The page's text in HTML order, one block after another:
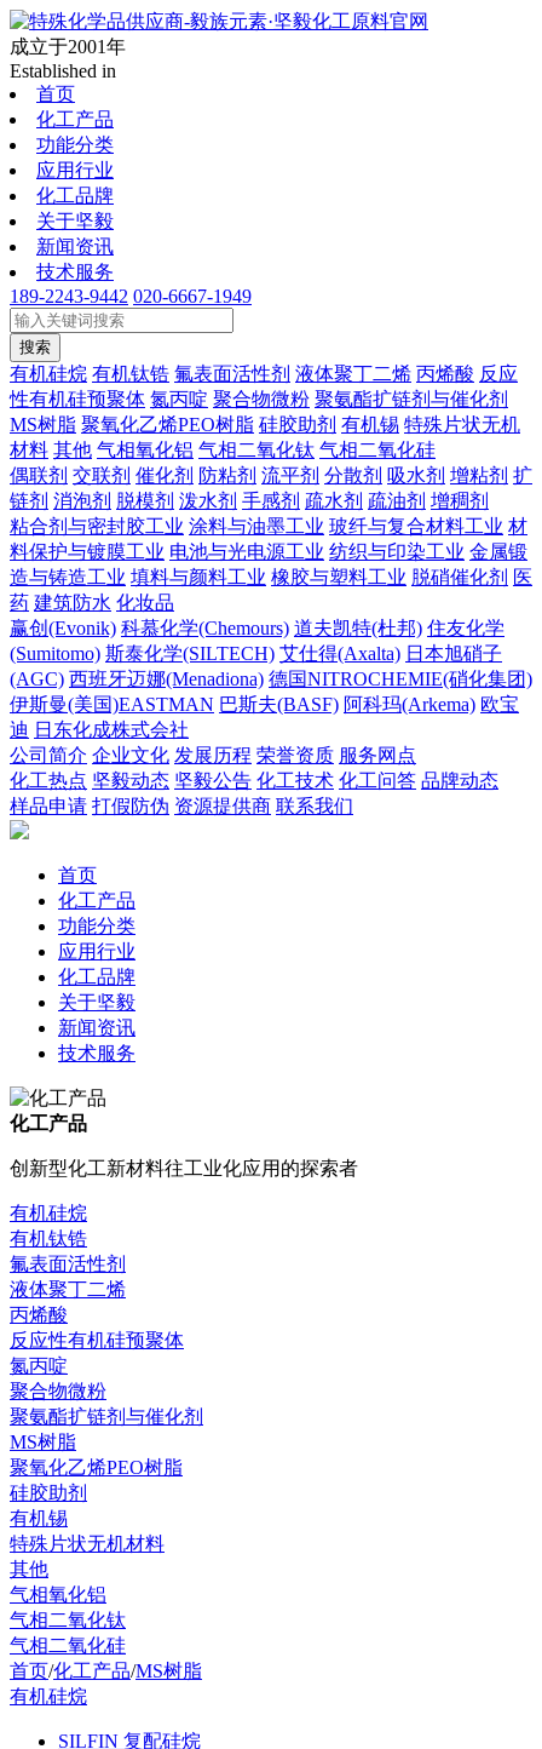
成立于2001年
Established in
首页
化工产品
功能分类
应用行业
化工品牌
关于坚毅
新闻资讯
技术服务
189-2243-9442 020-6667-1949
搜索
有机硅烷 有机钛锆 氟表面活性剂 液体聚丁二烯 丙烯酸 反应
性有机硅预聚体 氮丙啶 聚合物微粉 聚氨酯扩链剂与催化剂
MS树脂 聚氧化乙烯PEO树脂 硅胶助剂 有机锡 特殊片状无机
材料 其他 气相氧化铝 气相二氧化钛 气相二氧化硅
偶联剂 交联剂 催化剂 防粘剂 流平剂 分散剂 吸水剂 增粘剂 扩
链剂 消泡剂 脱模剂 泼水剂 手感剂 疏水剂 疏油剂 增稠剂
粘合剂与密封胶工业 涂料与油墨工业 玻纤与复合材料工业 材
料保护与镀膜工业 电池与光电源工业 纺织与印染工业 金属锻
造与铸造工业 填料与颜料工业 橡胶与塑料工业 脱硝催化剂 医
药 建筑防水 化妆品
赢创(Evonik) 科慕化学(Chemours) 道夫凯特(杜邦) 住友化学
(Sumitomo) 斯泰化学(SILTECH) 艾仕得(Axalta) 日本旭硝子
(AGC) 西班牙迈娜(Menadiona) 德国NITROCHEMIE(硝化集团)
伊斯曼(美国)EASTMAN 巴斯夫(BASF) 阿科玛(Arkema) 欧宝
迪 日东化成株式会社
公司简介 企业文化 发展历程 荣誉资质 服务网点
化工热点 坚毅动态 坚毅公告 化工技术 化工问答 品牌动态
样品申请 打假防伪 资源提供商 联系我们
首页
化工产品
功能分类
应用行业
化工品牌
关于坚毅
新闻资讯
技术服务
化工产品
创新型化工新材料往工业化应用的探索者
有机硅烷
有机钛锆
氟表面活性剂
液体聚丁二烯
丙烯酸
反应性有机硅预聚体
氮丙啶
聚合物微粉
聚氨酯扩链剂与催化剂
MS树脂
聚氧化乙烯PEO树脂
硅胶助剂
有机锡
特殊片状无机材料
其他
气相氧化铝
气相二氧化钛
气相二氧化硅
首页/化工产品/MS树脂
有机硅烷
SILFIN 复配硅烷